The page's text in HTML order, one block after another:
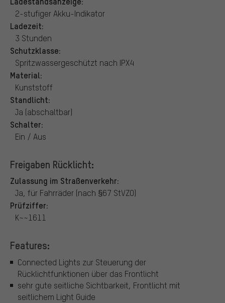
2-stufiger Akku-Indikator
Ladezeit:
3 Stunden
Schutzklasse:
Spritzwassergeschützt nach IPX4
Material:
Kunststoff
Standlicht:
Ja (abschaltbar)
Schalter:
Ein / Aus
Freigaben Rücklicht:
Zulassung im Straßenverkehr:
Ja, für Fahrräder (nach §67 StVZO)
Prüfziffer:
K~~1611
Features:
Connected Lights zur Steuerung der
Rücklichtfunktionen über das Frontlicht
sehr gute seitliche Sichtbarkeit, Frontlicht mit
seitlichem Light Guide